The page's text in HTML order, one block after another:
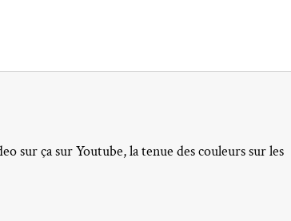
ça sur Youtube, la tenue des couleurs sur les